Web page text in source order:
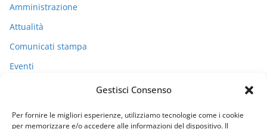
Gestisci Consenso
Per fornire le migliori esperienze, utilizziamo tecnologie come i cookie
per memorizzare e/o accedere alle informazioni del dispositivo. Il
Amministrazione
Attualità
Comunicati stampa
Eventi
Uncategorized